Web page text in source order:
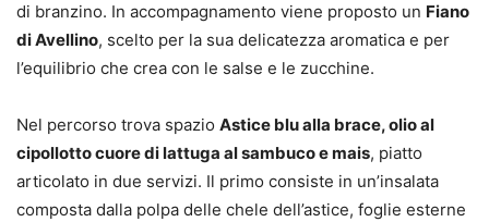
di branzino. In accompagnamento viene proposto un Fiano
di Avellino, scelto per la sua delicatezza aromatica e per
l’equilibrio che crea con le salse e le zucchine.
Nel percorso trova spazio Astice blu alla brace, olio al
cipollotto cuore di lattuga al sambuco e mais, piatto
articolato in due servizi. Il primo consiste in un’insalata
composta dalla polpa delle chele dell’astice, foglie esterne